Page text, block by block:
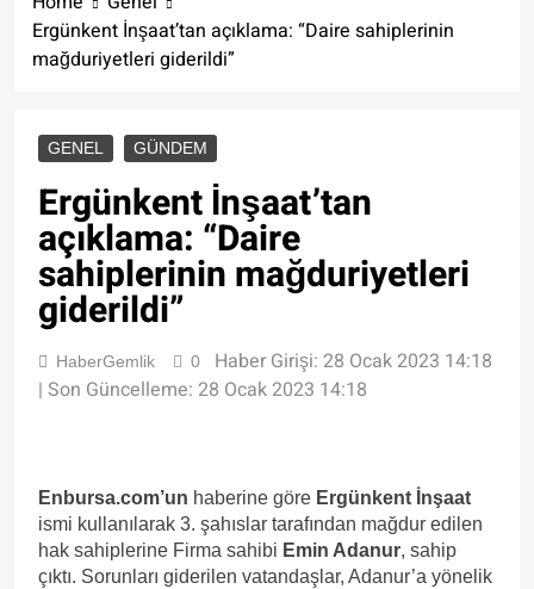
Ergünkent İnşaat’tan açıklama: “Daire sahiplerinin
mağduriyetleri giderildi”
GENEL GÜNDEM
Ergünkent İnşaat’tan
açıklama: “Daire
sahiplerinin mağduriyetleri
giderildi”
HaberGemlik 0
Haber Girişi: 28 Ocak 2023 14:18
| Son Güncelleme: 28 Ocak 2023 14:18
Enbursa.com’un haberine göre Ergünkent İnşaat
ismi kullanılarak 3. şahıslar tarafından mağdur edilen
hak sahiplerine Firma sahibi Emin Adanur, sahip
çıktı. Sorunları giderilen vatandaşlar, Adanur’a yönelik